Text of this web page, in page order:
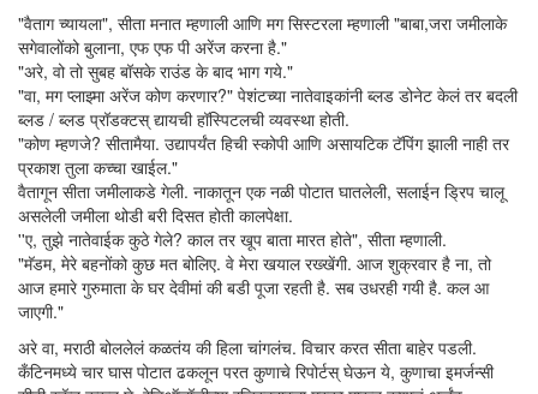
"वैताग च्यायला", सीता मनात म्हणाली आणि मग सिस्टरला म्हणाली "बाबा,जरा जमीलाके
सगेवालोंको बुलाना, एफ एफ पी अरेंज करना है."
"अरे, वो तो सुबह बॉसके राउंड के बाद भाग गये."
"वा, मग प्लाझ्मा अरेंज कोण करणार?" पेशंटच्या नातेवाइकांनी ब्लड डोनेट केलं तर बदली
ब्लड / ब्लड प्रॉडक्टस् द्यायची हॉस्पिटलची व्यवस्था होती.
"कोण म्हणजे? सीतामैया. उद्यापर्यंत हिची स्कोपी आणि असायटिक टॅपिंग झाली नाही तर
प्रकाश तुला कच्चा खाईल."
वैतागून सीता जमीलाकडे गेली. नाकातून एक नळी पोटात घातलेली, सलाईन ड्रिप चालू
असलेली जमीला थोडी बरी दिसत होती कालपेक्षा.
''ए, तुझे नातेवाईक कुठे गेले? काल तर खूप बाता मारत होते", सीता म्हणाली.
"मॅडम, मेरे बहनोंको कुछ मत बोलिए. वे मेरा खयाल रख्खेंगी. आज शुक्रवार है ना, तो
आज हमारे गुरुमाता के घर देवीमां की बडी पूजा रहती है. सब उधरही गयी है. कल आ
जाएगी."
अरे वा, मराठी बोललेलं कळतंय की हिला चांगलंच. विचार करत सीता बाहेर पडली.
कँटिनमध्ये चार घास पोटात ढकलून परत कुणाचे रिपोर्टस् घेऊन ये, कुणाचा इमर्जन्सी